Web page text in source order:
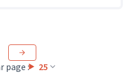
page : 25